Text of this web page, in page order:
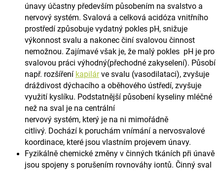
únavy účastny především působením na svalstvo a
nervový systém. Svalová a celková acidóza vnitřního
prostředí způsobuje vydatný pokles pH, snižuje
výkonnost svalu a nakonec činí svalovou činnost
nemožnou. Zajímavé však je, že malý pokles pH je pro
svalovou práci výhodný(přechodné zakyselení). Působí
např. rozšíření kapilárve svalu (vasodilataci), zvyšuje
dráždivost dýchacího a oběhového ústředí, zvyšuje
využití kyslíku. Podstatnější působení kyseliny mléčné
než na sval je na centrální
nervový systém, který je na ni mimořádně
citlivý. Dochází k poruchám vnímání a nervosvalové
koordinace, které jsou vlastním projevem únavy.
Fyzikálně chemické změny v činných tkáních při únavě
jsou spojeny s porušením rovnováhy iontů. Činný sval